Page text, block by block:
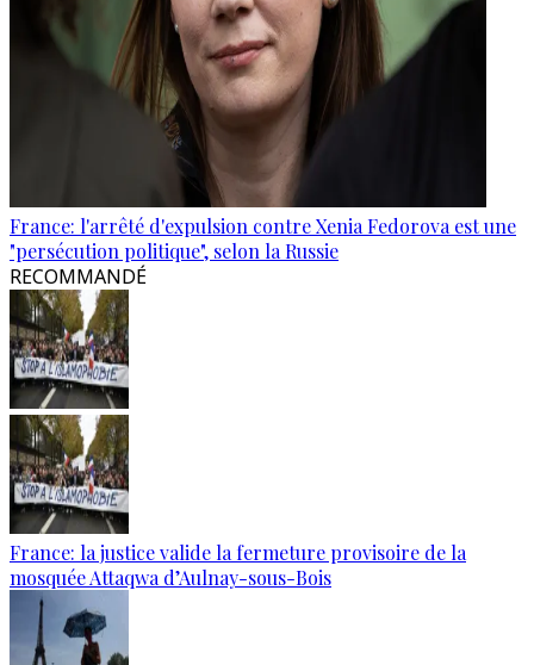
France: l'arrêté d'expulsion contre Xenia Fedorova est une
"persécution politique", selon la Russie
RECOMMANDÉ
France: la justice valide la fermeture provisoire de la
mosquée Attaqwa d’Aulnay-sous-Bois